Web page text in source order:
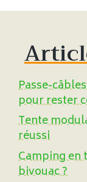
Passe-
pour rester
Tente
réussi
Camping en
bivouac ?